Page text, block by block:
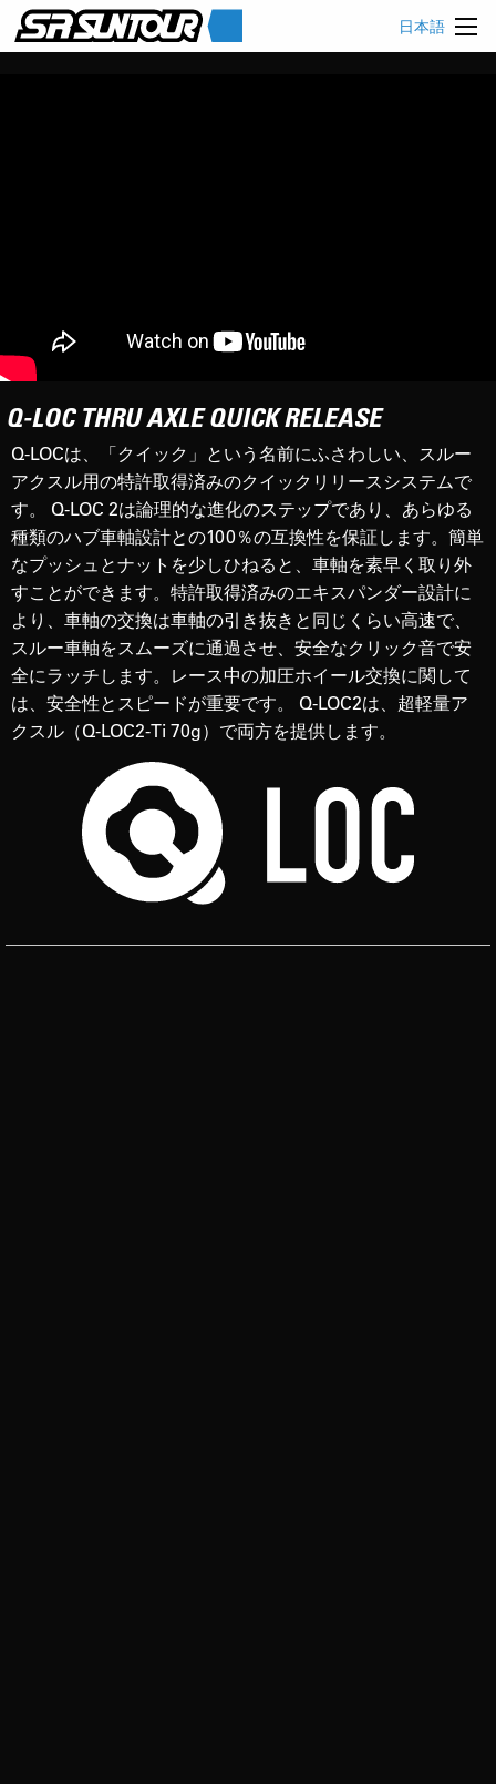
日本語
Q-LOC THRU AXLE QUICK RELEASE
Q-LOCは、「クイック」という名前にふさわしい、スルー
アクスル用の特許取得済みのクイックリリースシステムで
す。 Q-LOC 2は論理的な進化のステップであり、あらゆる
種類のハブ車軸設計との100％の互換性を保証します。簡単
なプッシュとナットを少しひねると、車軸を素早く取り外
すことができます。特許取得済みのエキスパンダー設計に
より、車軸の交換は車軸の引き抜きと同じくらい高速で、
スルー車軸をスムーズに通過させ、安全なクリック音で安
全にラッチします。レース中の加圧ホイール交換に関して
は、安全性とスピードが重要です。 Q-LOC2は、超軽量ア
クスル（Q-LOC2-Ti 70g）で両方を提供します。